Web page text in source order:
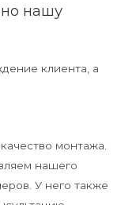
нашу
клиента, а
монтажа.
нашего
У него также